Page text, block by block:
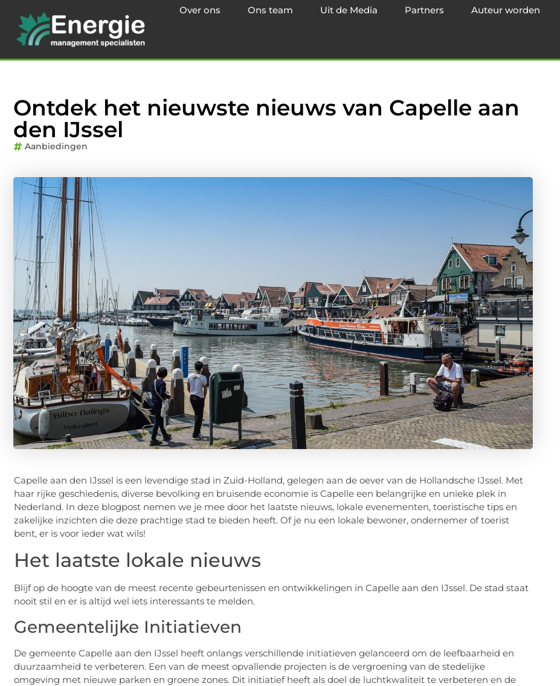
Over ons Ons team Uit de Media Partners Auteur worden
Ontdek het nieuwste nieuws van Capelle aan
den IJssel
Aanbiedingen
Capelle aan den IJssel is een levendige stad in Zuid-Holland, gelegen aan de oever van de Hollandsche IJssel. Met
haar rijke geschiedenis, diverse bevolking en bruisende economie is Capelle een belangrijke en unieke plek in
Nederland. In deze blogpost nemen we je mee door het laatste nieuws, lokale evenementen, toeristische tips en
zakelijke inzichten die deze prachtige stad te bieden heeft. Of je nu een lokale bewoner, ondernemer of toerist
bent, er is voor ieder wat wils!
Het laatste lokale nieuws
Blijf op de hoogte van de meest recente gebeurtenissen en ontwikkelingen in Capelle aan den IJssel. De stad staat
nooit stil en er is altijd wel iets interessants te melden.
Gemeentelijke Initiatieven
De gemeente Capelle aan den IJssel heeft onlangs verschillende initiatieven gelanceerd om de leefbaarheid en
duurzaamheid te verbeteren. Een van de meest opvallende projecten is de vergroening van de stedelijke
omgeving met nieuwe parken en groene zones. Dit initiatief heeft als doel de luchtkwaliteit te verbeteren en de